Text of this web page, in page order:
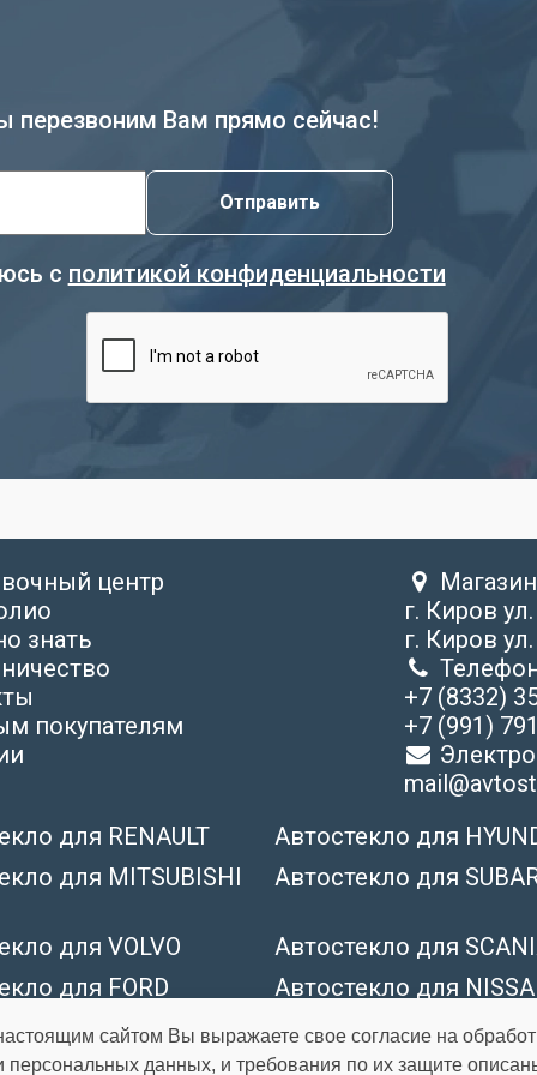
перезвоним Вам прямо сейчас!
с политикой конфиденциальности
центр
знать
покупателям
г. Киров
г. Киров
+7 (8332)
+7 (991)
для RENAULT
Автостекло для
для MITSUBISHI
Автостекло для
для VOLVO
Автостекло для
для FORD
Автостекло для
сайтом Вы выражаете свое согласие на
персональных данных, и требования по их защите